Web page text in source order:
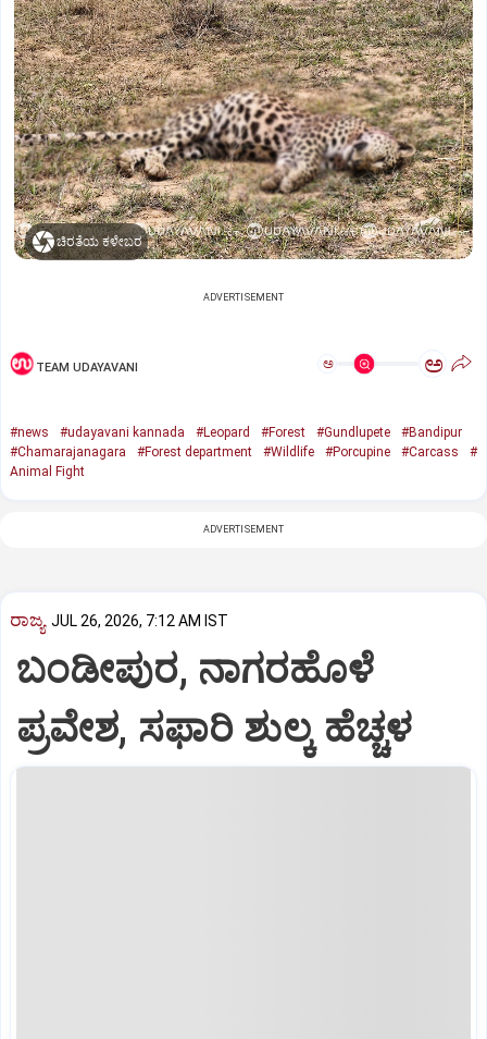
ಚಿರತೆಯ ಕಳೇಬರ
ADVERTISEMENT
TEAM UDAYAVANI ಅ ಅ
#news #udayavani kannada #Leopard #Forest #Gundlupete
#Bandipur
#Chamarajanagara
#Forest department #Wildlife #Porcupine #Carcass
#
Animal Fight
ADVERTISEMENT
ರಾಜ್ಯ JUL 26, 2026, 7:12 AM IST
ಬಂಡೀಪುರ, ನಾಗರಹೊಳೆ
ಪ್ರವೇಶ, ಸಫಾರಿ ಶುಲ್ಕ ಹೆಚ್ಚಳ